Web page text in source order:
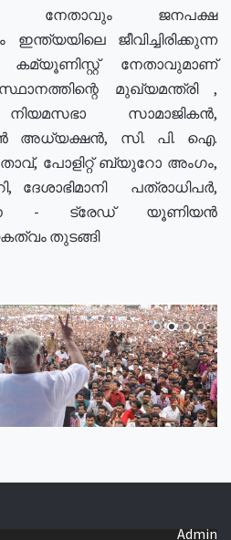
നേതാവും ജനപക്ഷ
ജീവിച്ചിരിക്കുന്ന
കമ്യൂണിസ്റ്റ് നേതാവുമാണ്
മുഖ്യമന്ത്രി ,
സാമാജികൻ,
അധ്യക്ഷൻ, സി. പി. ഐ.
പോളിറ്റ് ബ്യുറോ അംഗം,
ദേശാഭിമാനി പത്രാധിപർ,
- ട്രേഡ് യൂണിയൻ
തുടങ്ങി
Admin